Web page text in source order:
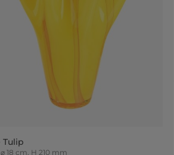
Tulip
18 cm, H 210 mm